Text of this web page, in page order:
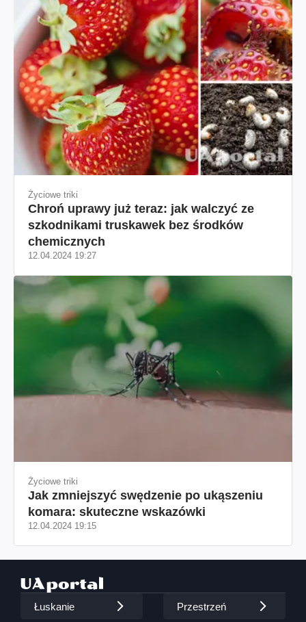
Życiowe triki
Chroń uprawy już teraz: jak walczyć ze
szkodnikami truskawek bez środków
chemicznych
12.04.2024 19:27
Życiowe triki
Jak zmniejszyć swędzenie po ukąszeniu
komara: skuteczne wskazówki
12.04.2024 19:15
Łuskanie Przestrzeń